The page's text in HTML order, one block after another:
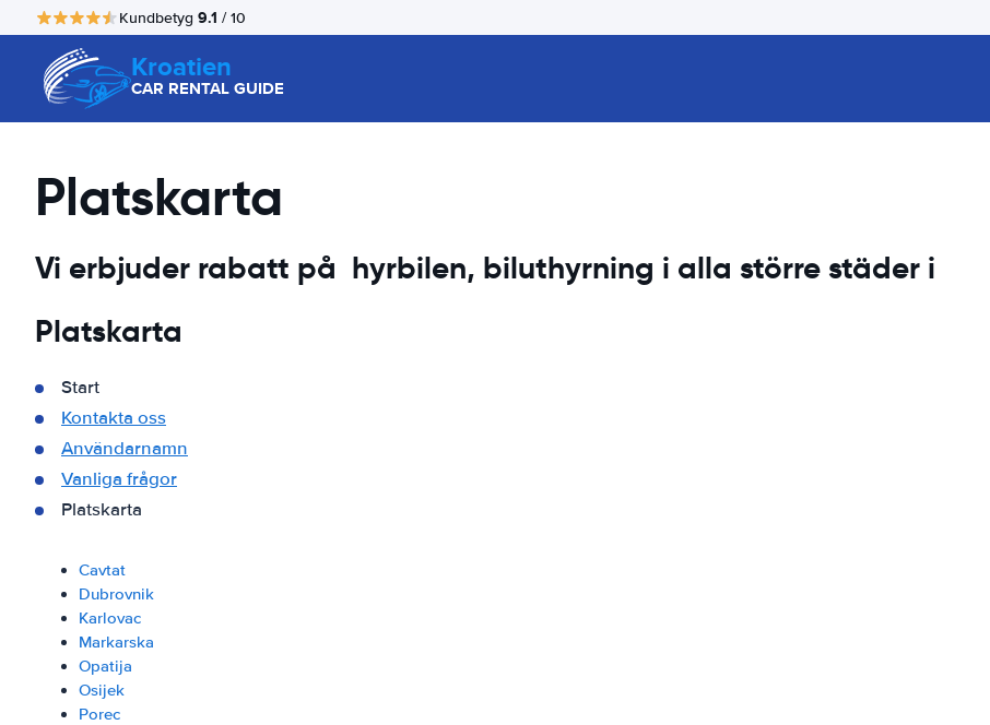
Kundbetyg 9.1 / 10
Kroatien
CAR RENTAL GUIDE
Platskarta
Vi erbjuder rabatt på hyrbilen, biluthyrning i alla större städer i
Platskarta
Start
Kontakta oss
Användarnamn
Vanliga frågor
Platskarta
Cavtat
Dubrovnik
Karlovac
Markarska
Opatija
Osijek
Porec